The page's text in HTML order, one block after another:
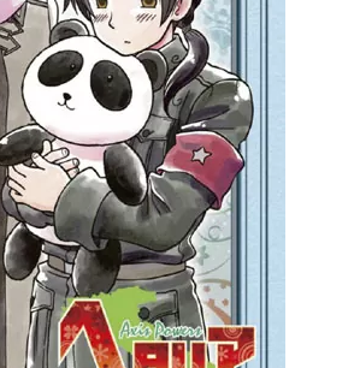
パスタ】三ツ星シェフのパスタを完全再
ナ-4K吹替音声収録版 SPECIAL-（4K
ナ-4K吹替音声収録版- （ブルーレイデ
理人ローマへ行く！航空券0円てマジ
美味しい【卵かけご飯】#shorts
流
カリカリ羽つきポテト#shorts
行体験談＆オススメスポット｜a